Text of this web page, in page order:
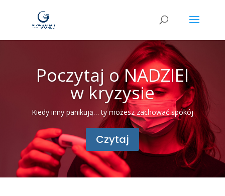
Poczytaj o NADZIEI
w kryzysie
Kiedy inny panikują… ty możesz zachować spokój
Czytaj